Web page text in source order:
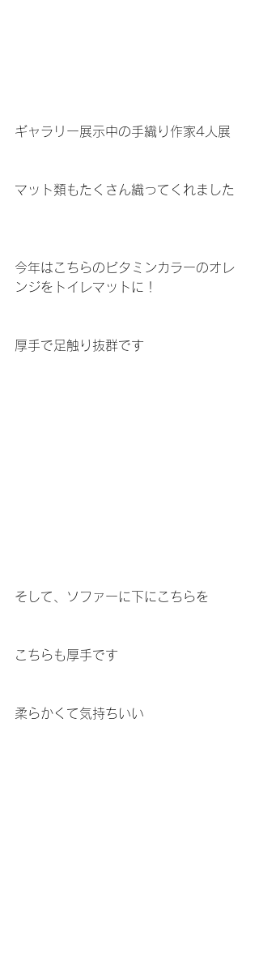
ギャラリー展示中の手織り作家4人展
マット類もたくさん織ってくれました
今年はこちらのビタミンカラーのオレ
ンジをトイレマットに！
厚手で足触り抜群です
そして、ソファーに下にこちらを
こちらも厚手です
柔らかくて気持ちいい